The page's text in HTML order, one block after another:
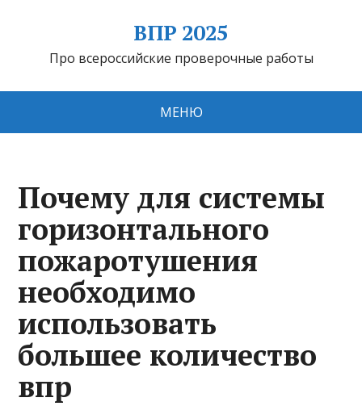
ВПР 2025
Про всероссийские проверочные работы
МЕНЮ
Почему для системы
горизонтального
пожаротушения
необходимо
использовать
большее количество
впр